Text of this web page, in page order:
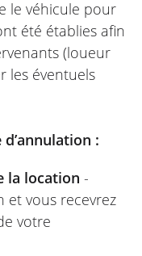
le véhicule pour
été établies afin
(loueur
les éventuels
:
la location -
et vous recevrez
votre